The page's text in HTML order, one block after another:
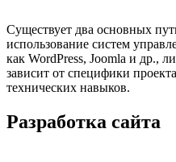
Существует два основных
использование систем
как WordPress, Joomla и др.,
зависит от специфики
технических навыков.
Разработка сайта